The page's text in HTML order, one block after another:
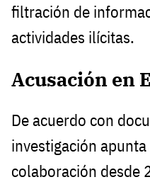
filtración de
actividades ilícitas.
Acusación en
De acuerdo con
investigación
colaboración desde